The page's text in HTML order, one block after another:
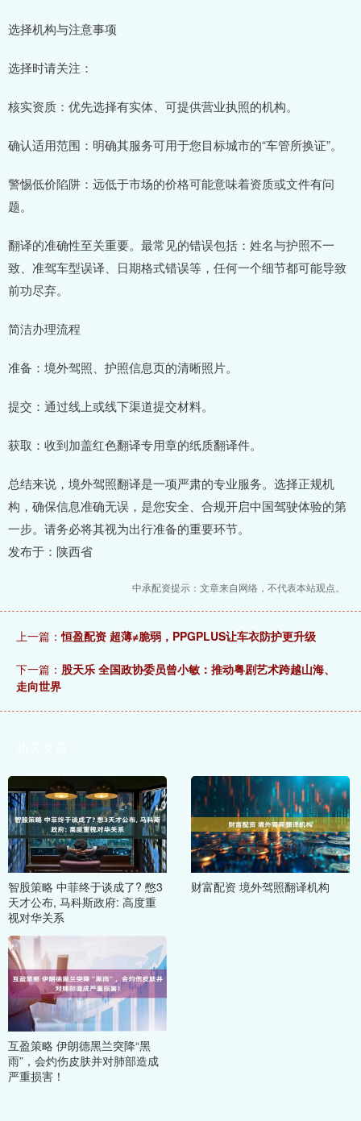
选择机构与注意事项
选择时请关注：
核实资质：优先选择有实体、可提供营业执照的机构。
确认适用范围：明确其服务可用于您目标城市的“车管所换证”。
警惕低价陷阱：远低于市场的价格可能意味着资质或文件有问
题。
翻译的准确性至关重要。最常见的错误包括：姓名与护照不一
致、准驾车型误译、日期格式错误等，任何一个细节都可能导致
前功尽弃。
简洁办理流程
准备：境外驾照、护照信息页的清晰照片。
提交：通过线上或线下渠道提交材料。
获取：收到加盖红色翻译专用章的纸质翻译件。
总结来说，境外驾照翻译是一项严肃的专业服务。选择正规机
构，确保信息准确无误，是您安全、合规开启中国驾驶体验的第
一步。请务必将其视为出行准备的重要环节。
发布于：陕西省
中承配资提示：文章来自网络，不代表本站观点。
上一篇：恒盈配资 超薄≠脆弱，PPGPLUS让车衣防护更升级
下一篇： 股天乐 全国政协委员曾小敏：推动粤剧艺术跨越山海、
走向世界
智股策略 中菲终于谈成了? 憋3
天才公布, 马科斯政府: 高度重
视对华关系
财富配资 境外驾照翻译机构
互盈策略 伊朗德黑兰突降“黑
雨”，会灼伤皮肤并对肺部造成
严重损害！